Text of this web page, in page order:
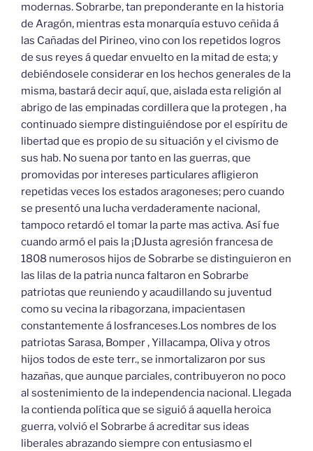
modernas. Sobrarbe, tan preponderante en la historia
de Aragón, mientras esta monarquía estuvo ceñida á
las Cañadas del Pirineo, vino con los repetidos logros
de sus reyes á quedar envuelto en la mitad de esta; y
debiéndosele considerar en los hechos generales de la
misma, bastará decir aquí, que, aislada esta religión al
abrigo de las empinadas cordillera que la protegen , ha
continuado siempre distinguiéndose por el espíritu de
libertad que es propio de su situación y el civismo de
sus hab. No suena por tanto en las guerras, que
promovidas por intereses particulares afligieron
repetidas veces los estados aragoneses; pero cuando
se presentó una lucha verdaderamente nacional,
tampoco retardó el tomar la parte mas activa. Así fue
cuando armó el pais la ¡DJusta agresión francesa de
1808 numerosos hijos de Sobrarbe se distinguieron en
las lilas de la patria nunca faltaron en Sobrarbe
patriotas que reuniendo y acaudillando su juventud
como su vecina la ribagorzana, impacientasen
constantemente á losfranceses.Los nombres de los
patriotas Sarasa, Bomper , Yillacampa, Oliva y otros
hijos todos de este terr., se inmortalizaron por sus
hazañas, que aunque parciales, contribuyeron no poco
al sostenimiento de la independencia nacional. Llegada
la contienda política que se siguió á aquella heroica
guerra, volvió el Sobrarbe á acreditar sus ideas
liberales abrazando siempre con entusiasmo el